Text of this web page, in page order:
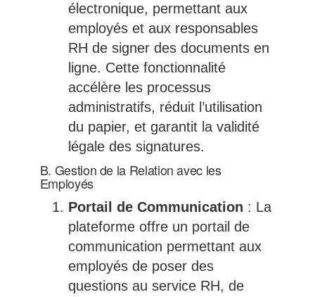
électronique, permettant aux
employés et aux responsables
RH de signer des documents en
ligne. Cette fonctionnalité
accélère les processus
administratifs, réduit l’utilisation
du papier, et garantit la validité
légale des signatures.
B. Gestion de la Relation avec les
Employés
Portail de Communication : La
plateforme offre un portail de
communication permettant aux
employés de poser des
questions au service RH, de